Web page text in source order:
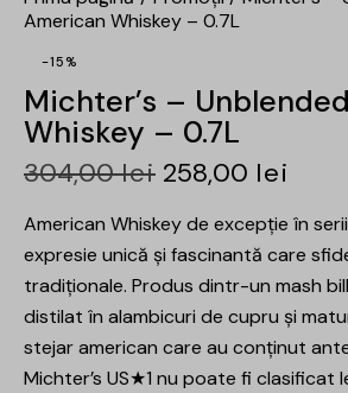
American Whiskey – 0.7L
-15%
Michter’s –
Whiskey – 0.7L
304,00lei 258,00 lei
American Whiskey de excepție în
expresie unică și fascinantă care
tradiționale. Produs dintr-un mash
distilat în alambicuri de cupru și
stejar american care au conținut
Michter’s US★1 nu poate fi clasificat